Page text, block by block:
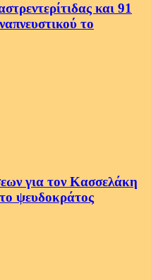
και 91
το
για τον Κασσελάκη
ψευδοκράτος